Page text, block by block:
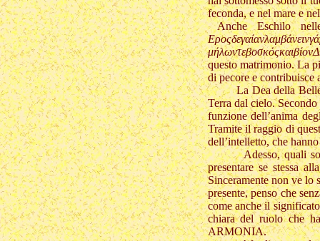
feconda, e nel mare e
Anche Eschilo
questo matrimonio. La
di pecore e contribuisce
La Dea della Bellezza,
Terra dal cielo.
funzione dell’anima
Tramite il raggio di
dell’intelletto, che
Adesso, quali sono le
presentare se stessa
Sinceramente non ve lo
presente, penso che
come anche il
chiara del ruolo che
ARMONIA.